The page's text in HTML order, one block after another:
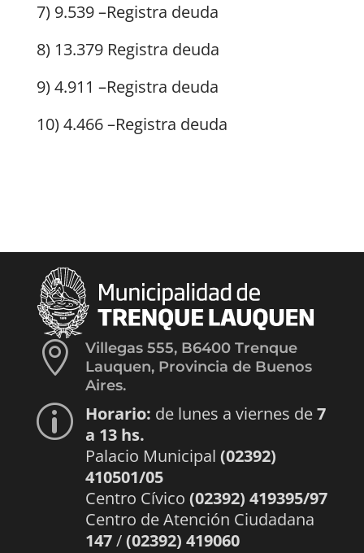
7) 9.539 –Registra deuda
8) 13.379 Registra deuda
9) 4.911 –Registra deuda
10) 4.466 –Registra deuda

Villegas 555, B6400 Trenque
Lauquen, Provincia de Buenos
Aires.
p Horario: de lunes a viernes de7
a 13 hs.
Palacio Municipal (02392)
410501/05
Centro Cívico (02392) 419395/97
Centro de Atención Ciudadana
147/(02392) 419060